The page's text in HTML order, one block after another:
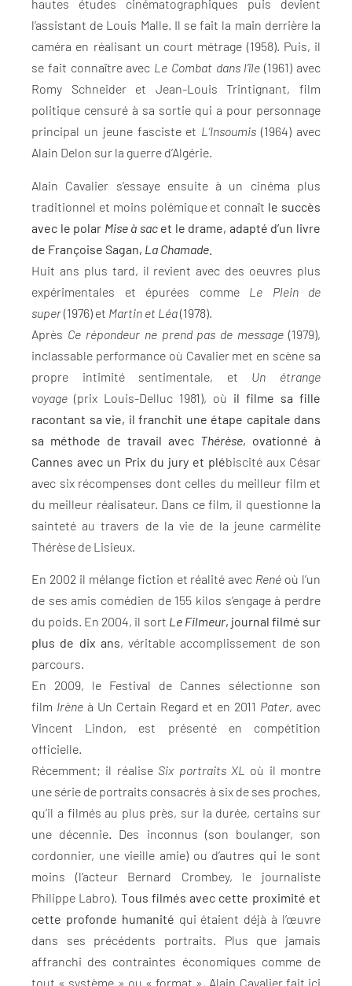
hautes études cinématographiques puis devient
l’assistant de Louis Malle. Il se fait la main derrière la
caméra en réalisant un court métrage (1958). Puis, il
se fait connaître avec Le Combat dans l’île(1961) avec
Romy Schneider et Jean-Louis Trintignant, film
politique censuré à sa sortie qui a pour personnage
principal un jeune fasciste et L’Insoumis (1964) avec
Alain Delon sur la guerre d’Algérie.
Alain Cavalier s’essaye ensuite à un cinéma plus
traditionnel et moins polémique et connaît le succès
avec le polar Mise à sacet le drame, adapté d’un livre
de Françoise Sagan, La Chamade
Huit ans plus tard, il revient avec des oeuvres plus
expérimentales et épurées comme Le Plein de
super(1976) et Martin et Léa(1978).
Après Ce répondeur ne prend pas de message (1979),
inclassable performance où Cavalier met en scène sa
propre intimité sentimentale, et Un étrange
voyage (prix Louis-Delluc 1981), où il filme sa fille
racontant sa vie, il franchit une étape capitale dans
sa méthode de travail avec Thérèse, ovationné à
Cannes avec un Prix du jury et plébiscité aux César
avec six récompenses dont celles du meilleur film et
du meilleur réalisateur. Dans ce film, il questionne la
sainteté au travers de la vie de la jeune carmélite
Thérèse de Lisieux.
En 2002 il mélange fiction et réalité avec René où l’un
de ses amis comédien de 155 kilos s’engage à perdre
du poids. En 2004, il sort Le Filmeur, journal filmé sur
plus de dix ans, véritable accomplissement de son
parcours.
En 2009, le Festival de Cannes sélectionne son
film Irèneà Un Certain Regard et en 2011 Pater, avec
Vincent Lindon, est présenté en compétition
officielle.
Récemment; il réalise Six portraits XL
où il montre
une série de portraits consacrés à six de ses proches,
qu’il a filmés au plus près, sur la durée, certains sur
une décennie. Des inconnus (son boulanger, son
cordonnier, une vieille amie) ou d’autres qui le sont
moins (l’acteur Bernard Crombey, le journaliste
Philippe Labro). Tous filmés avec cette proximité et
cette profonde humanité qui étaient déjà à l’œuvre
dans ses précédents portraits. Plus que jamais
affranchi des contraintes économiques comme de
tout « système » ou « format », Alain Cavalier fait ici